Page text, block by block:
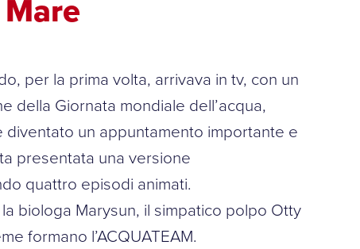
per la prima volta, arrivava in tv, con un
della Giornata mondiale dell’acqua,
diventato un appuntamento importante e
presentata una versione
quattro episodi animati.
biologa Marysun, il simpatico polpo Otty
formano l’ACQUATEAM.